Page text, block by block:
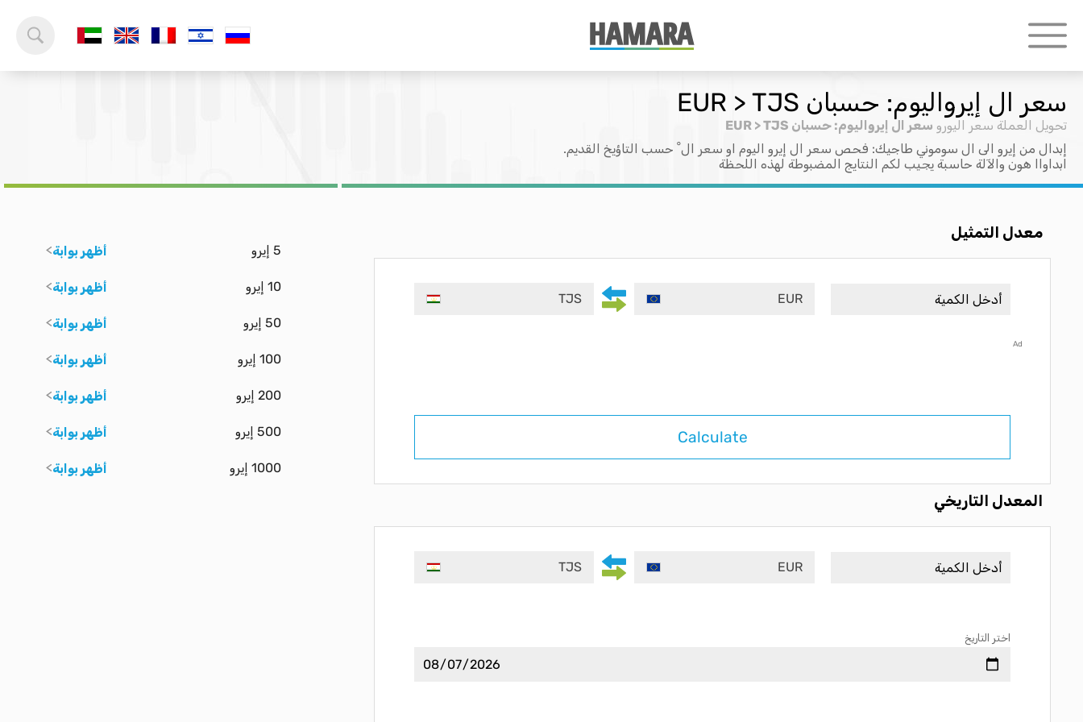
سعر ال إيرواليوم: حسبان EUR > TJS
تحويل العملة سعر اليورو سعر ال إيرواليوم: حسبان EUR > TJS
إبدال من إيرو الى ال سوموني طاجيك: فحص سعر ال إيرو اليوم او سعر ال ْ حسب التاؤيخ القديم.
ابداواا هون والآلة حاسبة يجيب لكم النتايج المضبوطة لهذه اللحظة
معدل التمثيل
EUR
TJS
Ad
Calculate
المعدل التاريخي
EUR
TJS
اختر التاريخ
5 إيرو أظهر بوابة
10 إيرو أظهر بوابة
50 إيرو أظهر بوابة
100 إيرو أظهر بوابة
200 إيرو أظهر بوابة
500 إيرو أظهر بوابة
1000 إيرو أظهر بوابة